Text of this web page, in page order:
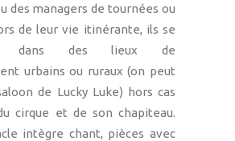
des managers de tournées ou
de leur vie itinérante, ils se
dans des lieux de
urbains ou ruraux (on peut
de Lucky Luke) hors cas
cirque et de son chapiteau.
intègre chant, pièces avec